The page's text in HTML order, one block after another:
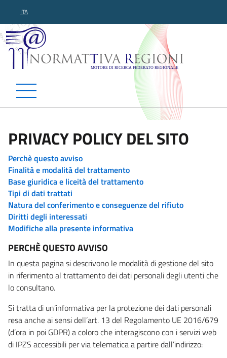
ITA
Normattiva Regioni -
PRIVACY POLICY DEL SITO
Perchè questo avviso
Finalità e modalità del trattamento
Base giuridica e liceità del trattamento
Tipi di dati trattati
Natura del conferimento e conseguenze del rifiuto
Diritti degli interessati
Modifiche alla presente informativa
PERCHÈ QUESTO AVVISO
In questa pagina si descrivono le modalità di gestione del sito
in riferimento al trattamento dei dati personali degli utenti che
lo consultano.
Si tratta di un’informativa per la protezione dei dati personali
resa anche ai sensi dell’art. 13 del Regolamento UE 2016/679
(d’ora in poi GDPR) a coloro che interagiscono con i servizi web
di IPZS accessibili per via telematica a partire dall’indirizzo: